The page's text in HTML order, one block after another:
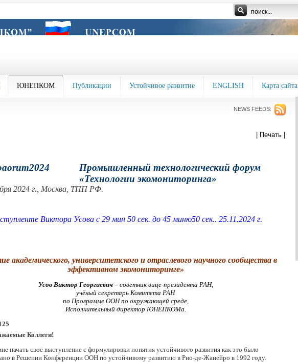
ЮНЕПКОМ Публикации Устойчивое развитие ENGLISH Карта сайта
NEWS FEEDS:
| Печать |
Промышленный технологический форум
«Технологии экомониторинга»
2024 г., Москва, ТПП РФ.
Виктора Усова с 29 мин 50 сек. до 45 миню50 сек.. 25.11.2024 г.
академического, университетского и отраслевого научного сообщества в
эффективном экомониторинге»
Усов Виктор Георгиевич– советник вице-президента РАН,
учёный секретарь Комитета РАН
по Программе ООН по окружающей среде,
Исполнительный директор ЮНЕПКОМа.
Коллеги!
начать своё выступление с формулировки понятия устойчивого развития как это было
в Решении Конференции ООН по устойчивому развитию в Рио-де-Жанейро в 1992 году.